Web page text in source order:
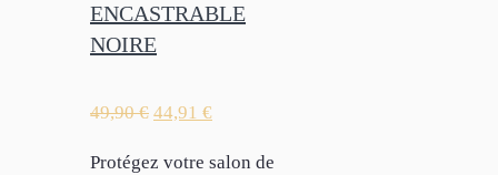
ENCASTRABLE
NOIRE
49,90€ 44,91 €
Protégez votre salon de